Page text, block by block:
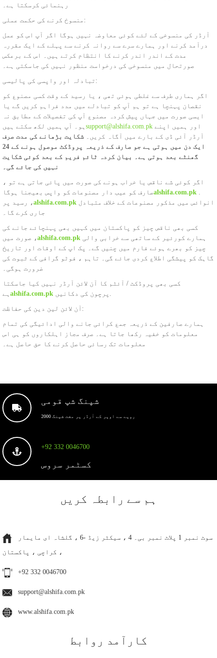
رہنمائی کرسکتا ہے۔
منسوخ کرنے کی حکمت عملی:
آرڈر کی منسوخی کے لئے کوئی معاوضہ نہیں ہوگا اگر آپ اس کو عمل
درآمد کرنے اور ہمارے سرے سے روانہ کرنے سے پہلے کے ایک مقررہ
مدت کے اندر اندر کرنے کا انتظام کرتے ہیں۔ اس کے برعکس
صورتحال میں منسوخی کی درخواست منظور نہیں کی جاسکتی ہے۔
تبادلہ اور واپسی کی پالیسی:
اگر ہماری طرف سے غلطی ہوئی تھی ، یا رسید کے وقت کسی مصنوع کو
نقصان پہنچا ہے تو ہم آپ کو تبادلے میں مدد فراہم کریں گے یا
ایسی صورت میں جہاں پیش کردہ مصنوع آپ کی تفصیلات کے مطابق نہ
ہو۔ آپ ہمیں لکھ سکتے ہیں support@alshifa.com.pk اور ہمیں اپنے
آرڈر آئی ڈی کے بارے میں آگاہ کریں۔ شکایت بڑھانے کی مدت صرف
ایک دن میں ہوتی ہے جو صارف کے ذریعہ پروڈکٹ موصول ہونے کے 24
گھنٹے بعد ہوتی ہے۔ بیان کردہ ٹائم فریم کے بعد کوئی شکایت
نہیں کی جائے گی۔
اگر کوئی شے ناقص یا خراب ہونے کی صورت میں پائی جاتی ہے تو ،
صارف کو عیب دار مصنوعات کو واپس بھیجنا ہوگاalshifa.com.pk .
رسید پر ،alshifa.com.pk
جاری کرے گا۔
کسی بھی ناقص چیز کو پاکستان میں کہیں بھی پہنچائے جانے کی
صورت میں ،alshifa.com.pk
چیز کو بھرے ہوئے فارم میں چنیں گے۔ پک اپ کے اوقات اور تاریخ
گاہک کو پیشگی اطلاع کردی جائے گی۔ تاہم ، فوٹو گرافی کے ثبوت کی
ضرورت ہوگی۔
کسی بھی پروڈکٹ / آئٹم کا آن لائن آرڈر نہیں کیا جاسکتا
ہے alshifa.com.pk پرچون کی دکانیں.
آن لائن لین دین کی حفاظت:
ہمارے صارفین کے ذریعہ جمع کرائی جانے والی ادائیگی کی تمام
معلومات کو خفیہ رکھا جاتا ہے۔ صرف مجاز اہلکاروں کو ہی اس
معلومات تک رسائی حاصل کرنے کا حق حاصل ہے۔
شپنگ شپ قومی
2000 روپے سے اوپر کے آرڈر پر مفت شپنگ
+92 332 0046700
کسٹمر سروس
ہم سے رابطہ کریں
سوٹ نمبر 1 پلاٹ نمبر بی۔ 4 ، سیکٹر زیڈ -6 ، گلشاہ ای مایمار
، کراچی ، پاکستان
+92 332 0046700
support@alshifa.com.pk
www.alshifa.com.pk
کارآمد روابط